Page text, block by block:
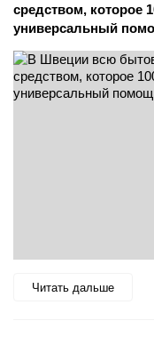
средством, которое
универсальный
Читать дальше